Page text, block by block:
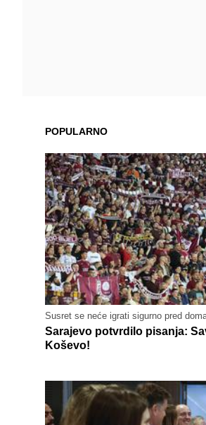
POPULARNO
Susret se neće igrati sigurno pred
Sarajevo potvrdilo pisanja:
Koševo!